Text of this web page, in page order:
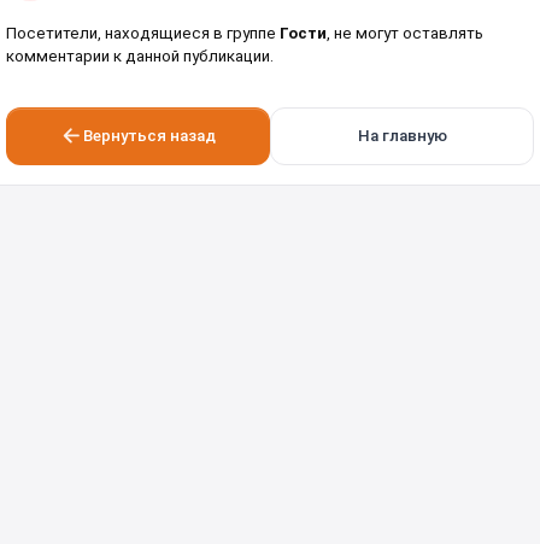
Посетители, находящиеся в группе Гости , не могут оставлять
комментарии к данной публикации.
Вернуться назад На главную